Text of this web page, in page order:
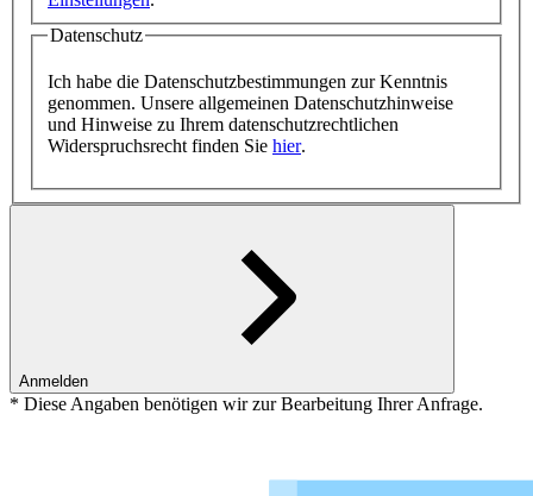
Datenschutz
Ich habe die Datenschutzbestimmungen zur Kenntnis
genommen. Unsere allgemeinen Datenschutzhinweise
und Hinweise zu Ihrem datenschutz­recht­lichen
Widerspruchsrecht finden Sie hier.
Anmelden
* Diese Angaben benötigen wir zur Bearbeitung Ihrer Anfrage.